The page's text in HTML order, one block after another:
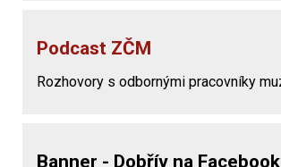
Podcast ZČM
Rozhovory s odbornými pracovníky
Banner - Dobřív na